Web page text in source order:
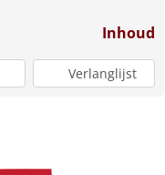
Inhoud
Verlanglijst